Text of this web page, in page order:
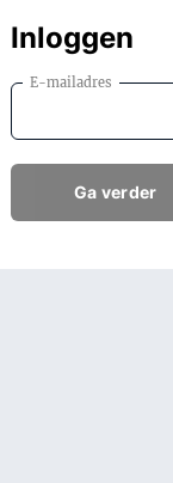
Inloggen
E-mailadres
Ga verder